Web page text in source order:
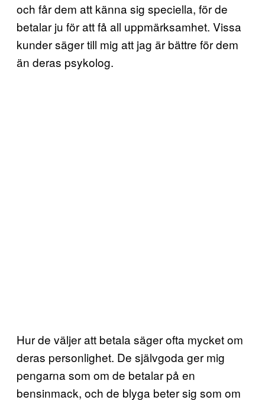
och får dem att känna sig speciella, för de
betalar ju för att få all uppmärksamhet. Vissa
kunder säger till mig att jag är bättre för dem
än deras psykolog.
Hur de väljer att betala säger ofta mycket om
deras personlighet. De självgoda ger mig
pengarna som om de betalar på en
bensinmack, och de blyga beter sig som om